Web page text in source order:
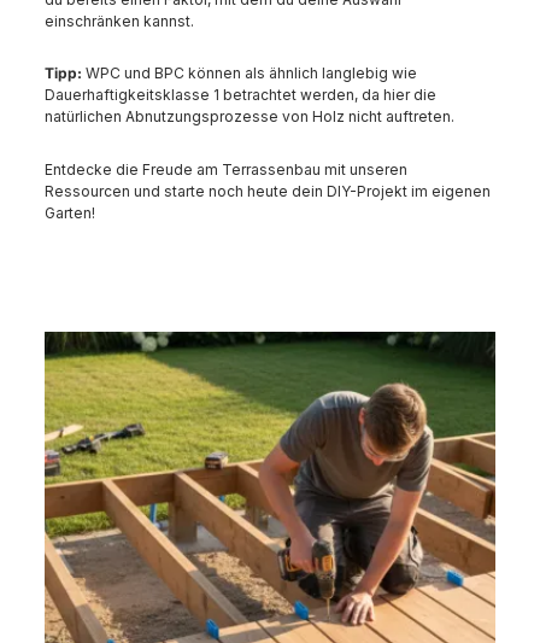
einschränken kannst.
Tipp: WPC und BPC können als ähnlich langlebig wie
Dauerhaftigkeitsklasse 1 betrachtet werden, da hier die
natürlichen Abnutzungsprozesse von Holz nicht auftreten.
Entdecke die Freude am Terrassenbau mit unseren
Ressourcen und starte noch heute dein DIY-Projekt im eigenen
Garten!